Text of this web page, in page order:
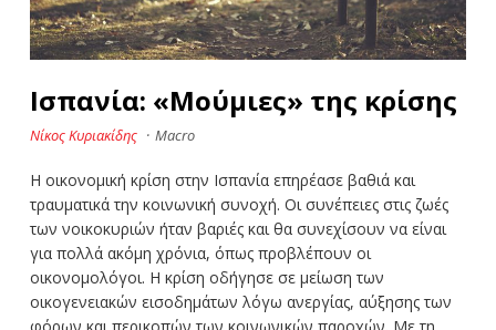
Ισπανία: «Μούμιες» της κρίσης
Νίκος Κυριακίδης · Macro
Η οικονομική κρίση στην Ισπανία επηρέασε βαθιά και
τραυματικά την κοινωνική συνοχή. Οι συνέπειες στις ζωές
των νοικοκυριών ήταν βαριές και θα συνεχίσουν να είναι
για πολλά ακόμη χρόνια, όπως προβλέπουν οι
οικονομολόγοι. Η κρίση οδήγησε σε μείωση των
οικογενειακών εισοδημάτων λόγω ανεργίας, αύξησης των